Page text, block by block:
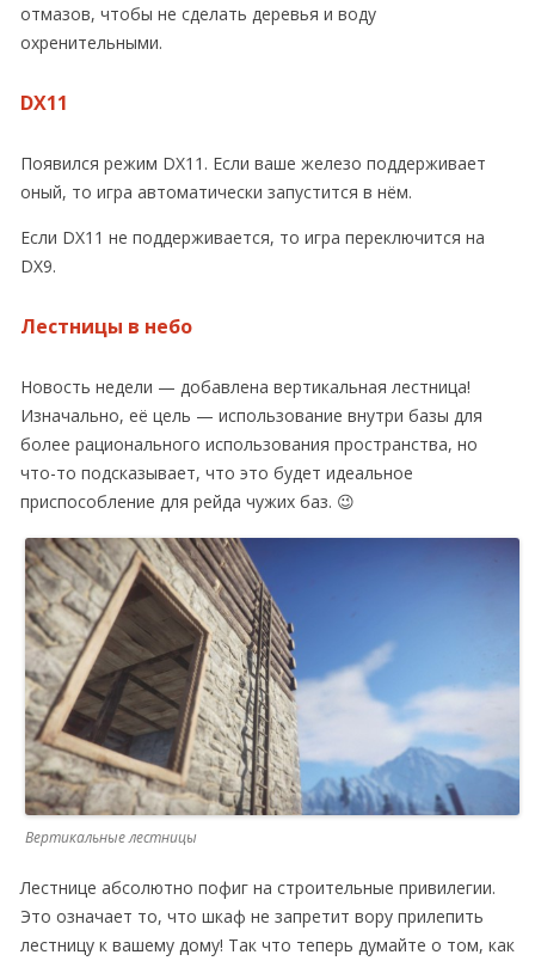
отмазов, чтобы не сделать деревья и воду
охренительными.
DX11
Появился режим DX11. Если ваше железо поддерживает
оный, то игра автоматически запустится в нём.
Если DX11 не поддерживается, то игра переключится на
DX9.
Лестницы в небо
Новость недели — добавлена вертикальная лестница!
Изначально, её цель — использование внутри базы для
более рационального использования пространства, но
что-то подсказывает, что это будет идеальное
приспособление для рейда чужих баз. 😉
Вертикальные лестницы
Лестнице абсолютно пофиг на строительные привилегии.
Это означает то, что шкаф не запретит вору прилепить
лестницу к вашему дому! Так что теперь думайте о том, как